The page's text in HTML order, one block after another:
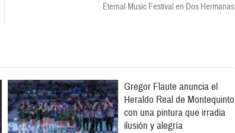
Eternal Music Festival en Dos Hermanas
Gregor Flaute anuncia el
Heraldo Real de Montequinto
con una pintura que irradia
ilusión y alegría